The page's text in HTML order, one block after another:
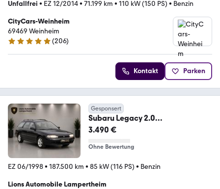
Unfallfrei • EZ 12/2014• 71.199 km • 110 kW (150 PS) • Benzin
CityCars-Weinheim
69469 Weinheim
5 Sterne
(206)
Kontakt Parken
Gesponsert
Subaru Legacy 2.0
GL/AUTOMATIK/ALLRAD/
3.490 €
Ohne Bewertung
EZ 06/1998• 187.500 km • 85 kW (116 PS) • Benzin
Lions Automobile Lampertheim